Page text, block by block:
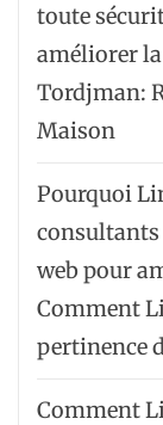
toute
améliorer
Tordjman:
Maison
Pourquoi
consultants
web pour
Comment
pertinence
Comment